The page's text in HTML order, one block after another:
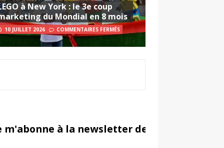
à New York : le 3e coup
du Mondial en 8 mois
10 JUILLET 2026 COMMENTAIRES FERMÉS
m'abonne à la newsletter de